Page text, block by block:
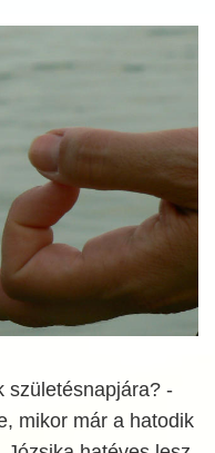
születésnapjára? -
mikor már a hatodik